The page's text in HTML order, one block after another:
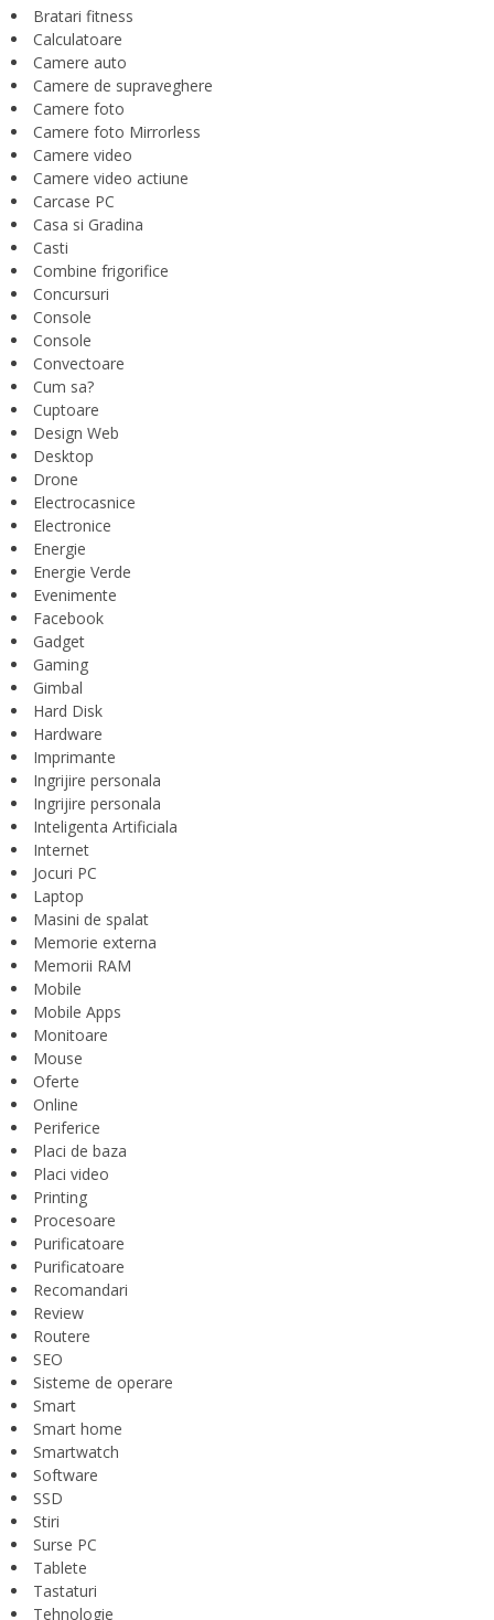
Bratari fitness
Calculatoare
Camere auto
Camere de supraveghere
Camere foto
Camere foto Mirrorless
Camere video
Camere video actiune
Carcase PC
Casa si Gradina
Casti
Combine frigorifice
Concursuri
Console
Console
Convectoare
Cum sa?
Cuptoare
Design Web
Desktop
Drone
Electrocasnice
Electronice
Energie
Energie Verde
Evenimente
Facebook
Gadget
Gaming
Gimbal
Hard Disk
Hardware
Imprimante
Ingrijire personala
Ingrijire personala
Inteligenta Artificiala
Internet
Jocuri PC
Laptop
Masini de spalat
Memorie externa
Memorii RAM
Mobile
Mobile Apps
Monitoare
Mouse
Oferte
Online
Periferice
Placi de baza
Placi video
Printing
Procesoare
Purificatoare
Purificatoare
Recomandari
Review
Routere
SEO
Sisteme de operare
Smart
Smart home
Smartwatch
Software
SSD
Stiri
Surse PC
Tablete
Tastaturi
Tehnologie